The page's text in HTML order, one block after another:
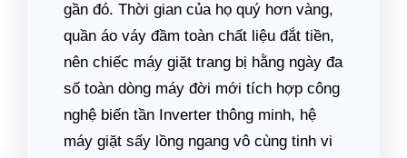
gần đó. Thời gian của họ quý hơn vàng,
quần áo váy đầm toàn chất liệu đắt tiền,
nên chiếc máy giặt trang bị hằng ngày đa
số toàn dòng máy đời mới tích hợp công
nghệ biến tần Inverter thông minh, hệ
máy giặt sấy lồng ngang vô cùng tinh vi